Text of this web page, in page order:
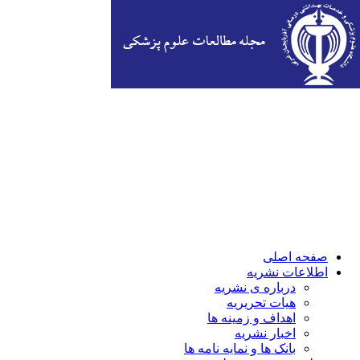
صفحه اصلی
اطلاعات نشریه
درباره ی نشریه
هیات تحریریه
اهداف و زمینه ها
اخبار نشریه
بانک ها و نمایه نامه ها